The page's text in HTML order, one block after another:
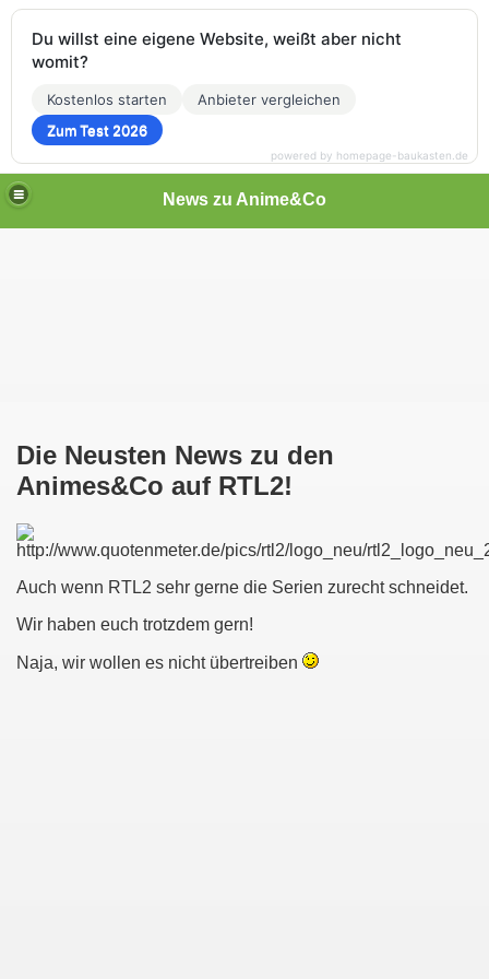
News zu Anime&Co
Die Neusten News zu den
Animes&Co auf RTL2!
Auch wenn RTL2 sehr gerne die Serien zurecht schneidet.
Wir haben euch trotzdem gern!
Naja, wir wollen es nicht übertreiben
Du willst eine eigene Website, weißt aber nicht
womit?
Kostenlos starten
Anbieter vergleichen
Zum Test 2026
powered by homepage-baukasten.de